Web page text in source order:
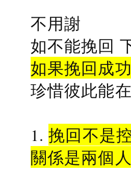
不用謝
如不能挽回
如果挽回成
珍惜彼此能
1.挽回不是
關係是兩個